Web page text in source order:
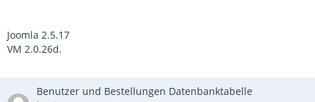
Joomla 2.5.17
VM 2.0.26d.
Benutzer und Bestellungen Datenbanktabelle